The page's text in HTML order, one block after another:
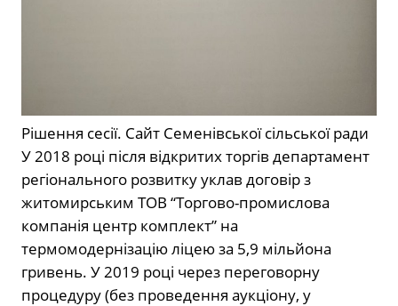
Рішення сесії. Сайт Семенівської сільської ради
У 2018 році після відкритих торгів департамент
регіонального розвитку уклав договір з
житомирським ТОВ “Торгово-промислова
компанія центр комплект” на
термомодернізацію ліцею за 5,9 мільйона
гривень. У 2019 році через переговорну
процедуру (без проведення аукціону, у